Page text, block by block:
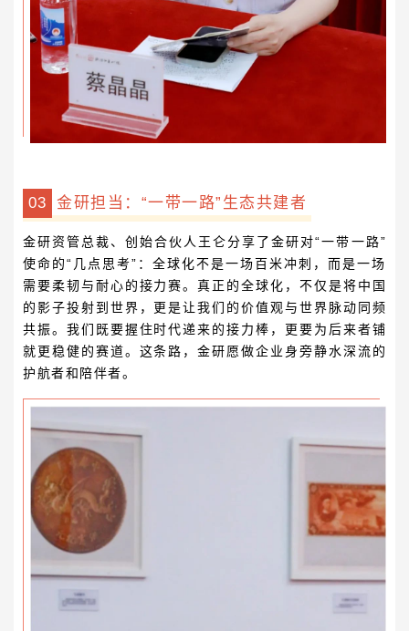
03 金研担当：“一带一路”生态共建者
金研资管总裁、创始合伙人 王仑分享了金研对“一带一路”
使命的“几点思考”：全球化不是一场百米冲刺，而是一场
需要柔韧与耐心的接力赛。真正的全球化，不仅是将中国
的影子投射到世界，更是让我们的价值观与世界脉动同频
共振。我们既要握住时代递来的接力棒，更要为后来者铺
就更稳健的赛道。这条路，金研愿做企业身旁静水深流的
护航者和陪伴者。